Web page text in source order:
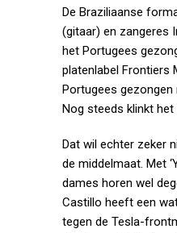
De Braziliaanse
(gitaar) en zangeres
het Portugees
platenlabel Frontiers
Portugees
Nog steeds klinkt
Dat wil echter zeker
de middelmaat. Met
dames horen wel
Castillo heeft een
tegen de Tesla-